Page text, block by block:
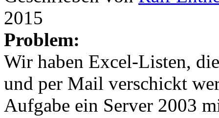
2015
Problem:
Wir haben Excel-Listen,
und per Mail verschickt
Aufgabe ein Server 2003